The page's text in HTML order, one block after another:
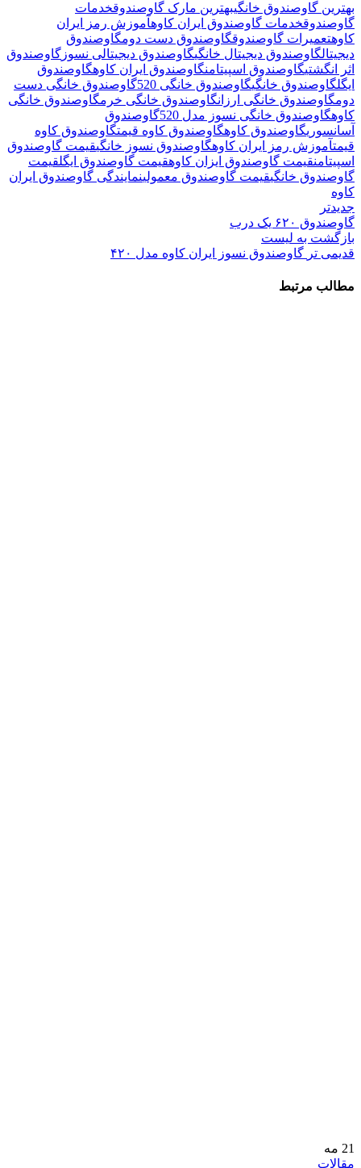
بهترین گاوصندوق خانگیبهترین مارک گاوصندوقخدمات
گاوصندوقخدمات گاوصندوق ایران کاوهآموزش رمز ایران
کاوهتعمیرات گاوصندوقگاوصندوق دست دومگاوصندوق
دیجیتالگاوصندوق دیجیتال خانگیگاوصندوق دیجیتالی نسوز گاوصندوق
اثر انگشتیگاوصندوق اسپیتامنگاوصندوق ایران کاوهگاوصندوق
ایگلگاوصندوق خانگیگاوصندوق خانگی 520
گاوصندوق خانگی دست
دومگاوصندوق خانگی ارزانگاوصندوق خانگی خرمگاوصندوق خانگی
کاوهگاوصندوق خانگی نسوز مدل 520
گاوصندوق
آسانسوریگاوصندوق کاوهگاوصندوق کاوه قیمتگاوصندوق کاوه
قیمتآموزش رمز ایران کاوهگاوصندوق نسوز خانگیقیمت گاوصندوق
اسپیتامنقیمت گاوصندوق ایزان کاوهقیمت گاوصندوق ایگلقیمت
گاوصندوق خانگیقیمت گاوصندوق معمولینمایندگی گاوصندوق ایران
کاوه
جدیدتر
گاوصندوق ۶۲۰ یک درب
بازگشت به لیست
قدیمی تر گاوصندوق نسوز ایران کاوه مدل ۴۲۰
مطالب مرتبط
21 مه
مقالات